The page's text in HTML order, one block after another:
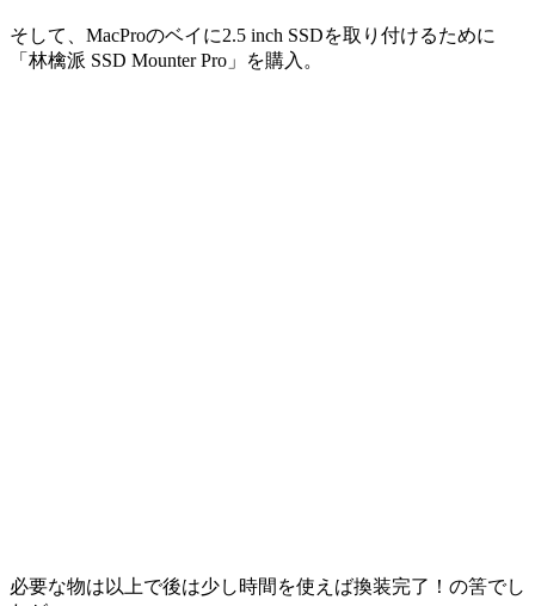
そして、MacProのベイに2.5 inch SSDを取り付けるために
「林檎派 SSD Mounter Pro」を購入。
必要な物は以上で後は少し時間を使えば換装完了！の筈でし